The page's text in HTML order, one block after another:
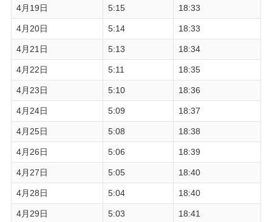
4月19日 5:15 18:33
4月20日 5:14 18:33
4月21日 5:13 18:34
4月22日 5:11 18:35
4月23日 5:10 18:36
4月24日 5:09 18:37
4月25日 5:08 18:38
4月26日 5:06 18:39
4月27日 5:05 18:40
4月28日 5:04 18:40
4月29日 5:03 18:41